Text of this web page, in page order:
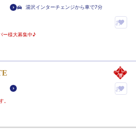
湯沢インターチェンジから車で7分
お
り
ホ
テ
ー様大募集中♪
お
。